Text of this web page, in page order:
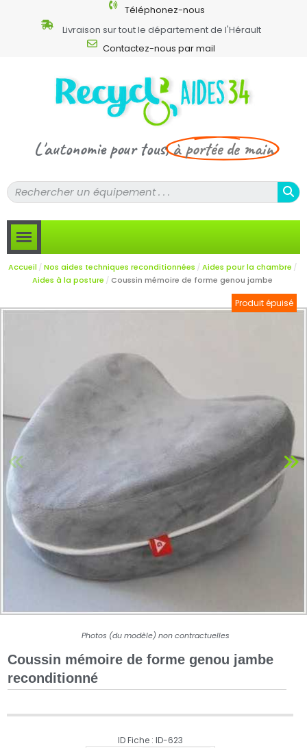
Téléphonez-nous
Livraison sur tout le département de l'Hérault
Contactez-nous par mail
L'autonomie pour tous,à portée de main
Accueil Nos aides techniques reconditionnées
Aides pour la chambre
Aides à la posture
Coussin mémoire de forme genou jambe
Produit épuisé
Photos (du modèle) non contractuelles
Coussin mémoire de forme genou jambe
reconditionné
ID Fiche : ID-623